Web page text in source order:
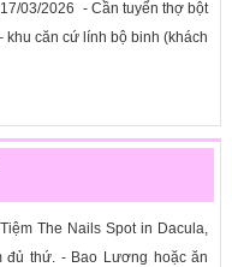
03/2026 - Cần tuyển thợ bột
căn cứ lính bộ binh (khách
The Nails Spot in Dacula,
đủ thứ. - Bao Lương hoặc ăn